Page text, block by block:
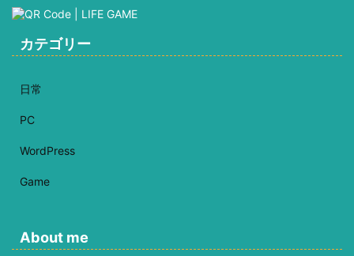
カテゴリー
日常
PC
WordPress
Game
About me